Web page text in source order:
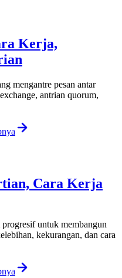
Kerja,
mengantre pesan antar
antrian quorum,
Cara Kerja
untuk membangun
kekurangan, dan cara